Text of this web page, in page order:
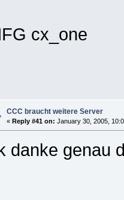
cx_one
CCC braucht weitere Server
« Reply #41 on: January 30, 2005,
danke genau